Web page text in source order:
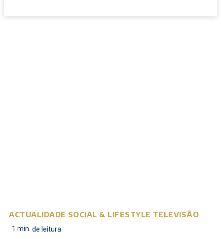
ACTUALIDADE SOCIAL & LIFESTYLE TELEVISÃO
1 min. de leitura